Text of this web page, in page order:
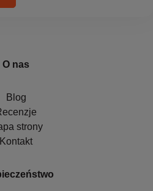
O nas
Blog
strony
Kontakt